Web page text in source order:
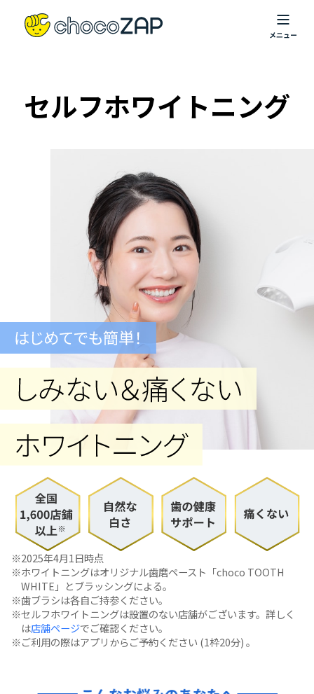
セルフホワイトニング
2025年4月1日時点
ホワイトニングはオリジナル歯磨ペースト「choco TOOTH
WHITE」とブラッシングによる。
歯ブラシは各自ご持参ください。
セルフホワイトニングは設置のない店舗がございます。詳しく
は店舗ページでご確認ください。
ご利用の際はアプリからご予約ください (1枠20分) 。